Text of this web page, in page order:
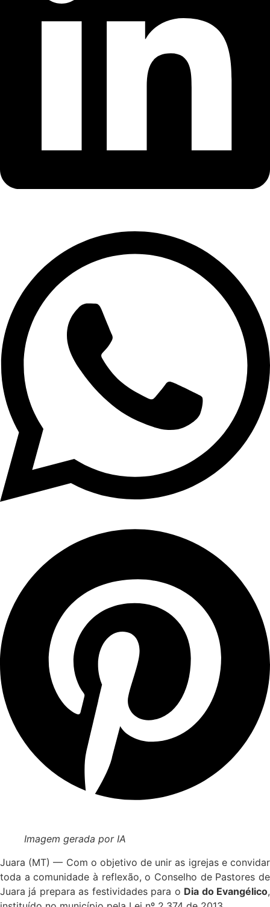
Imagem gerada por IA
Juara (MT) — Com o objetivo de unir as igrejas e convidar
toda a comunidade à reflexão, o Conselho de Pastores de
Juara já prepara as festividades para o Dia do Evangélico,